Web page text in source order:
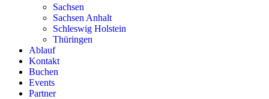
Sachsen
Sachsen Anhalt
Schleswig Holstein
Thüringen
Ablauf
Kontakt
Buchen
Events
Partner